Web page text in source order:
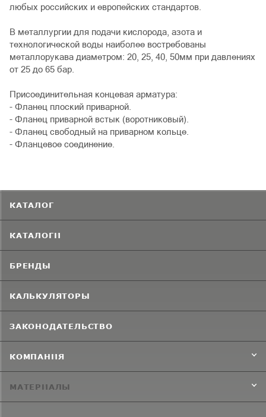
любых российских и европейских стандартов.
В металлургии для подачи кислорода, азота и
технологической воды наиболее востребованы
металлорукава диаметром: 20, 25, 40, 50мм при давлениях
от 25 до 65 бар.
Присоединительная концевая арматура:
- Фланец плоский приварной.
- Фланец приварной встык (воротниковый).
- Фланец свободный на приварном кольце.
- Фланцевое соединение.
КАТАЛОГ
КАТАЛОГИ
БРЕНДЫ
КАЛЬКУЛЯТОРЫ
ЗАКОНОДАТЕЛЬСТВО
КОМПАНИЯ
МАТЕРИАЛЫ